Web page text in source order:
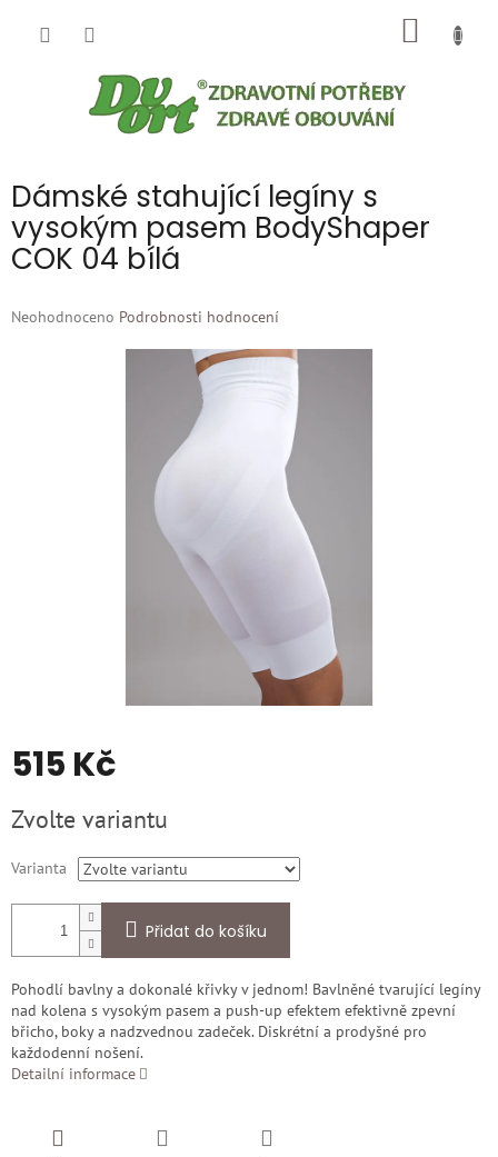
Dámské stahující legíny s
vysokým pasem BodyShaper
COK 04 bílá
Průměrné
Neohodnoceno Podrobnosti hodnocení
515 Kč
cena:
Zvolte variantu
Varianta
Přidat do košíku
Pohodlí bavlny a dokonalé křivky v jednom! Bavlněné tvarující legíny
nad kolena s vysokým pasem a push-up efektem efektivně zpevní
břicho, boky a nadzvednou zadeček. Diskrétní a prodyšné pro
každodenní nošení.
Detailní informace